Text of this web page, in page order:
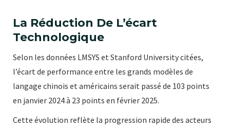
La Réduction De L’écart
Technologique
Selon les données LMSYS et Stanford University citées,
l’écart de performance entre les grands modèles de
langage chinois et américains serait passé de 103 points
en janvier 2024 à 23 points en février 2025.
Cette évolution reflète la progression rapide des acteurs